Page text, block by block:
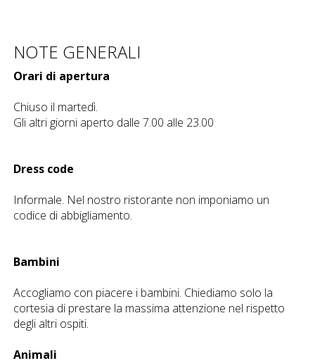
NOTE GENERALI
Orari di apertura
Chiuso il martedì.
Gli altri giorni aperto dalle 7.00 alle 23.00
Dress code
Informale. Nel nostro ristorante non imponiamo un
codice di abbigliamento.
Bambini
Accogliamo con piacere i bambini. Chiediamo solo la
cortesia di prestare la massima attenzione nel rispetto
degli altri ospiti.
Animali